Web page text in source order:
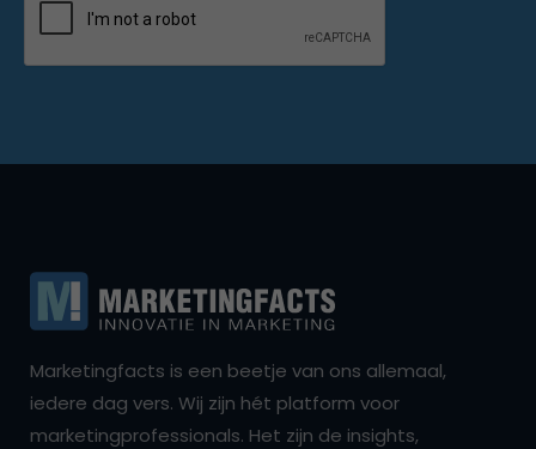
Marketingfacts is een beetje van ons allemaal,
iedere dag vers. Wij zijn hét platform voor
marketingprofessionals. Het zijn de insights,